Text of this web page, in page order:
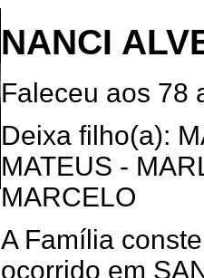
NANCI
Faleceu aos 78
Deixa filho(a):
MATEUS -
MARCELO
A Família
ocorrido em